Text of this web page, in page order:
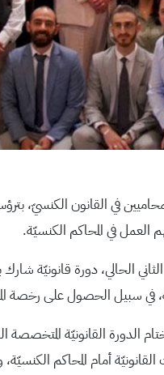
في القانون الكنسيّ،
العمل في المحاكم الكنسيّة.
الحصول على رخصة
ختام الدورة القانونيّة
أمام المحاكم